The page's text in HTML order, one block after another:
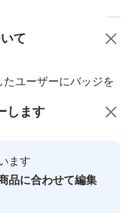
て
ユーザーにバッジを
ユーザーです
商品への質問
します
ます
品に合わせて編集